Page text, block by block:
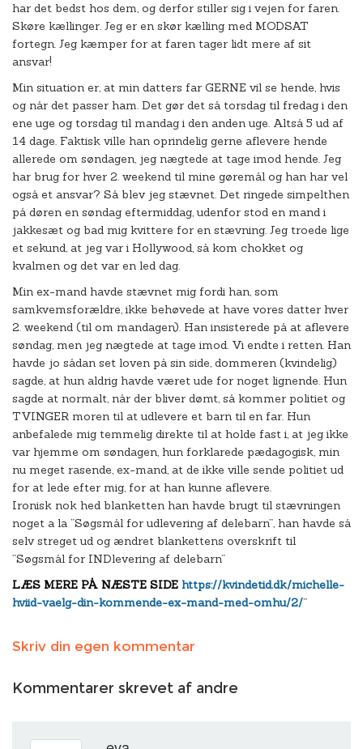
har det bedst hos dem, og derfor stiller sig i vejen for faren.
Skøre kællinger. Jeg er en skør kælling med MODSAT
fortegn. Jeg kæmper for at faren tager lidt mere af sit
ansvar!
Min situation er, at min datters far GERNE vil se hende, hvis
og når det passer ham. Det gør det så torsdag til fredag i den
ene uge og torsdag til mandag i den anden uge. Altså 5 ud af
14 dage. Faktisk ville han oprindelig gerne aflevere hende
allerede om søndagen, jeg nægtede at tage imod hende. Jeg
har brug for hver 2. weekend til mine gøremål og han har vel
også et ansvar? Så blev jeg stævnet. Det ringede simpelthen
på døren en søndag eftermiddag, udenfor stod en mand i
jakkesæt og bad mig kvittere for en stævning. Jeg troede lige
et sekund, at jeg var i Hollywood, så kom chokket og
kvalmen og det var en led dag.
Min ex-mand havde stævnet mig fordi han, som
samkvemsforældre, ikke behøvede at have vores datter hver
2. weekend (til om mandagen). Han insisterede på at aflevere
søndag, men jeg nægtede at tage imod. Vi endte i retten. Han
havde jo sådan set loven på sin side, dommeren (kvindelig)
sagde, at hun aldrig havde været ude for noget lignende. Hun
sagde at normalt, når der bliver dømt, så kommer politiet og
TVINGER moren til at udlevere et barn til en far. Hun
anbefalede mig temmelig direkte til at holde fast i, at jeg ikke
var hjemme om søndagen, hun forklarede pædagogisk, min
nu meget rasende, ex-mand, at de ikke ville sende politiet ud
for at lede efter mig, for at han kunne aflevere.
Ironisk nok hed blanketten han havde brugt til stævningen
noget a la ”Søgsmål for udlevering af delebarn”, han havde så
selv streget ud og ændret blankettens overskrift til
”Søgsmål for INDlevering af delebarn”
LÆS MERE PÅ NÆSTE SIDE https://kvindetid.dk/michelle-
hviid-vaelg-din-kommende-ex-mand-med-omhu/2/”
Skriv din egen kommentar
Kommentarer skrevet af andre